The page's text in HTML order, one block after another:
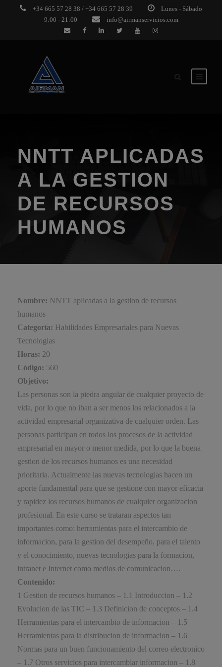
+34 665 57 28 38 / +34 665 57 28 39
Lunes - Sábado
9:00 - 21:00
info@airmanservicios.com
NNTT APLICADAS
A LA GESTION
DE RECURSOS
HUMANOS
Nombre: NNTT aplicadas a la gestion de recursos
humanos
Categoría: Habilidades Empresariales para Nuevas
Tecnologias
Horas: 20
Código: 560
Objetivo:
Las personas son la piedra angular de cualquier proyecto de
vida, por lo que no iban a ser menos los relacionados a la
actividad empresarial organizativa de cualquier orden. Las
personas participan en todos los procesos de la actividad
empresarial en mayor o menor medida, por lo que la buena
gestion de los recursos humanos es una necesidad
prioritaria. Actualmente las nuevas tecnologias hacen un
aporte fundamental para que se gestione con mayor eficacia
y rapidez los recursos humanos de cualquier organizacion
profesional. En este curso se trataran aspectos tan
importantes como: herramientas para el intercambio de
informacion, para la gestion del desempeño, para el talento
y el conocimiento, nuevas tecnologias para la formacion,
intranet e Internet como medios de comunicacion….
Contenido:
1 Gestion de recursos humanos – 1.1 Introduccion – 1.2
Evolucion de las TIC – 1.3 Definicion de conceptos – 1.4
Herramientas para el intercambio de informacion – 1.5
Herramientas para la distribucion de informacion – 1.6
Normas para un buen funcionamiento del correo electronico
– 1.7 Otros servicios para intercambiar informacion – 1.8